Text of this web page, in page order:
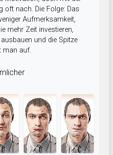
oft nach. Die Folge: Das
Aufmerksamkeit,
mehr Zeit investieren,
und die Spitze
man auf.